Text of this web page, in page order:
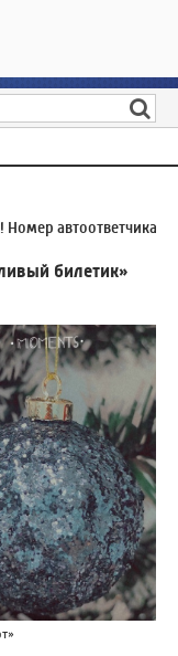
автоответчика:8
билетик»